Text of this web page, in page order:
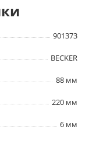
901373
BECKER
88 мм
220 мм
6 мм